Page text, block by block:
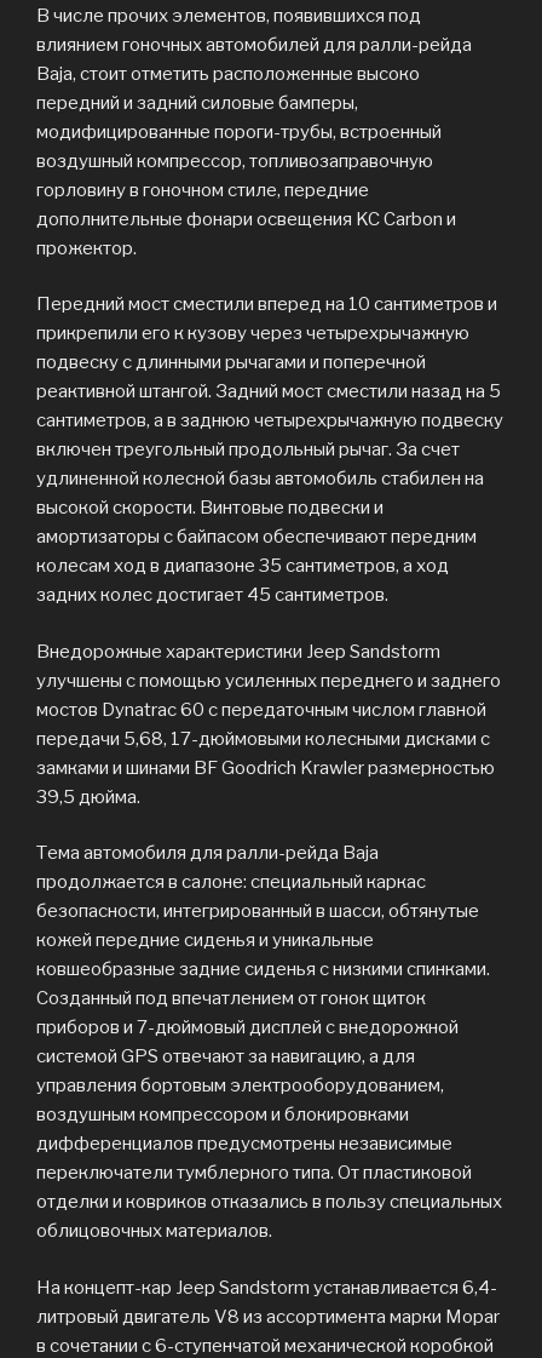
В числе прочих элементов, появившихся под
влиянием гоночных автомобилей для ралли-рейда
Baja, стоит отметить расположенные высоко
передний и задний силовые бамперы,
модифицированные пороги-трубы, встроенный
воздушный компрессор, топливозаправочную
горловину в гоночном стиле, передние
дополнительные фонари освещения KC Carbon и
прожектор.
Передний мост сместили вперед на 10 сантиметров и
прикрепили его к кузову через четырехрычажную
подвеску с длинными рычагами и поперечной
реактивной штангой. Задний мост сместили назад на 5
сантиметров, а в заднюю четырехрычажную подвеску
включен треугольный продольный рычаг. За счет
удлиненной колесной базы автомобиль стабилен на
высокой скорости. Винтовые подвески и
амортизаторы с байпасом обеспечивают передним
колесам ход в диапазоне 35 сантиметров, а ход
задних колес достигает 45 сантиметров.
Внедорожные характеристики Jeep Sandstorm
улучшены с помощью усиленных переднего и заднего
мостов Dynatrac 60 с передаточным числом главной
передачи 5,68, 17-дюймовыми колесными дисками с
замками и шинами BF Goodrich Krawler размерностью
39,5 дюйма.
Тема автомобиля для ралли-рейда Baja
продолжается в салоне: специальный каркас
безопасности, интегрированный в шасси, обтянутые
кожей передние сиденья и уникальные
ковшеобразные задние сиденья с низкими спинками.
Созданный под впечатлением от гонок щиток
приборов и 7-дюймовый дисплей с внедорожной
системой GPS отвечают за навигацию, а для
управления бортовым электрооборудованием,
воздушным компрессором и блокировками
дифференциалов предусмотрены независимые
переключатели тумблерного типа. От пластиковой
отделки и ковриков отказались в пользу специальных
облицовочных материалов.
На концепт-кар Jeep Sandstorm устанавливается 6,4-
литровый двигатель V8 из ассортимента марки Mopar
в сочетании с 6-ступенчатой механической коробкой